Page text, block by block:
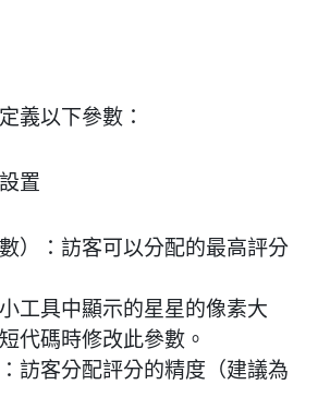
義以下參數：
置
）：訪客可以分配的最高評分
工具中顯示的星星的像素大
代碼時修改此參數。
訪客分配評分的精度（建議為